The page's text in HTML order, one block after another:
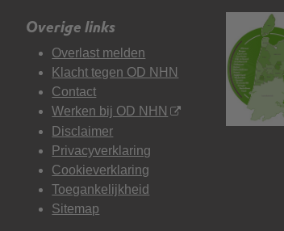
Overige links
Overlast melden
Klacht tegen OD NHN
Contact
Werken bij OD NHN
Disclaimer
Privacyverklaring
Cookieverklaring
Toegankelijkheid
Sitemap